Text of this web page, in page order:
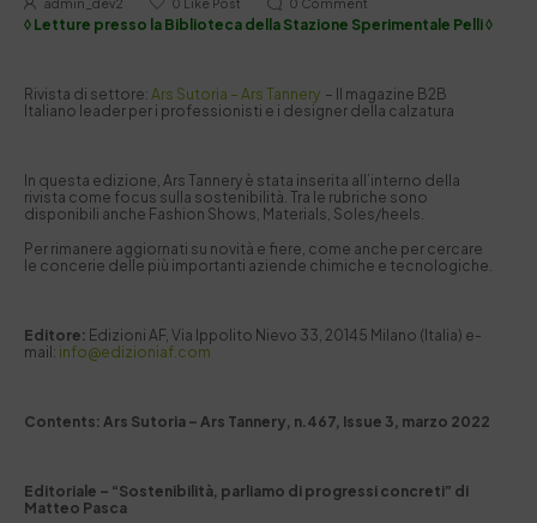
admin_dev2 0 Like Post 0 Comment
◊ Letture presso la Biblioteca della Stazione Sperimentale Pelli ◊
Rivista di settore: Ars Sutoria – Ars Tannery – Il magazine B2B
Italiano leader per i professionisti e i designer della calzatura
In questa edizione, Ars Tannery è stata inserita all’interno della
rivista come focus sulla sostenibilità. Tra le rubriche sono
disponibili anche Fashion Shows, Materials, Soles/heels.
Per rimanere aggiornati su novità e fiere, come anche per cercare
le concerie delle più importanti aziende chimiche e tecnologiche.
Editore: Edizioni AF, Via Ippolito Nievo 33, 20145 Milano (Italia) e-
mail: info@edizioniaf.com
Contents: Ars Sutoria – Ars Tannery, n.467, Issue 3, marzo 2022
Editoriale – “Sostenibilità, parliamo di progressi concreti” di
Matteo Pasca